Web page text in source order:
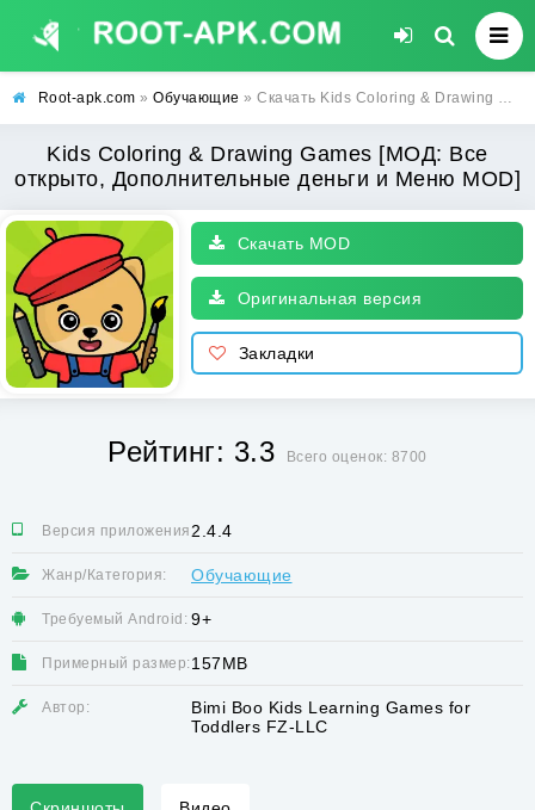
Root-apk.com » Обучающие » Скачать Kids Coloring & Drawing Games [МОД: Все открыто, Дополнительные деньги и Меню MOD] | Взлом Kids Coloring & Drawing Games на Андроид
Kids Coloring & Drawing Games [МОД: Все
открыто, Дополнительные деньги и Меню MOD]
Скачать MOD
Оригинальная версия
Закладки
Рейтинг: 3.3 Всего оценок: 8700
Версия приложения:2.4.4
Жанр/Категория: Обучающие
Требуемый Android: 9+
Примерный размер: 157MB
Автор:
Bimi Boo Kids Learning Games for
Toddlers FZ-LLC